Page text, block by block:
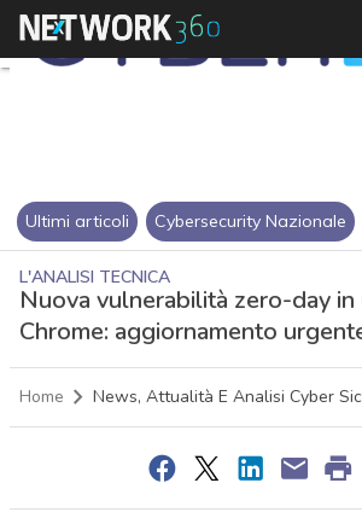
Ultimi articoli Cybersecurity Nazionale
L'ANALISI TECNICA
Nuova vulnerabilità zero-day
Chrome: aggiornamento
Home News, Attualità E Analisi Cyber